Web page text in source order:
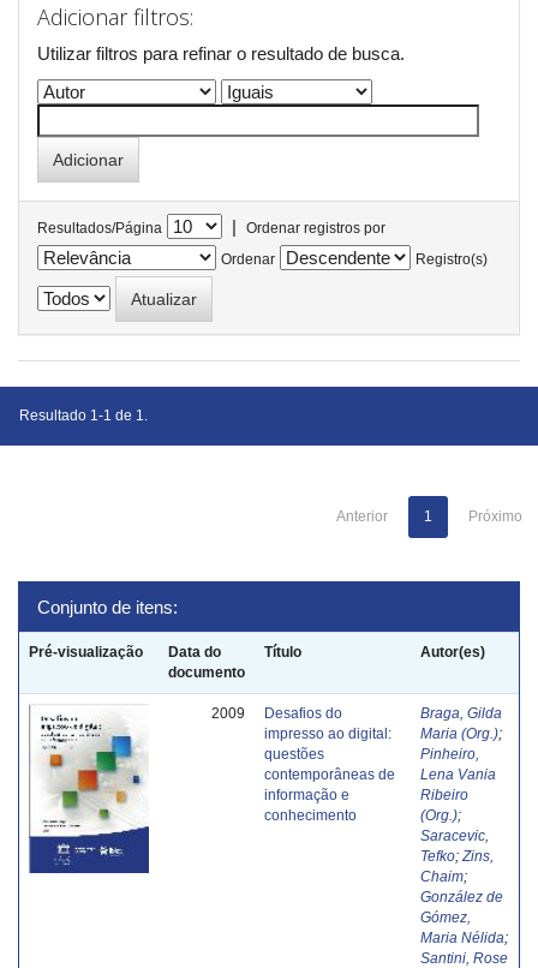
Adicionar filtros:
Utilizar filtros para refinar o resultado de busca.
Resultados/Página |
Ordenar registros por
Ordenar
Registro(s)
Resultado 1-1 de 1.
Anterior 1 Próximo
Conjunto de itens:
Pré-visualização
Data do
documento
Título Autor(es)
2009
Desafios do
impresso ao digital:
questões
contemporâneas de
informação e
conhecimento
Braga, Gilda
Maria (Org.);
Pinheiro,
Lena Vania
Ribeiro
(Org.);
Saracevic,
Tefko; Zins,
Chaim;
González de
Gómez,
Maria Nélida;
Santini, Rose